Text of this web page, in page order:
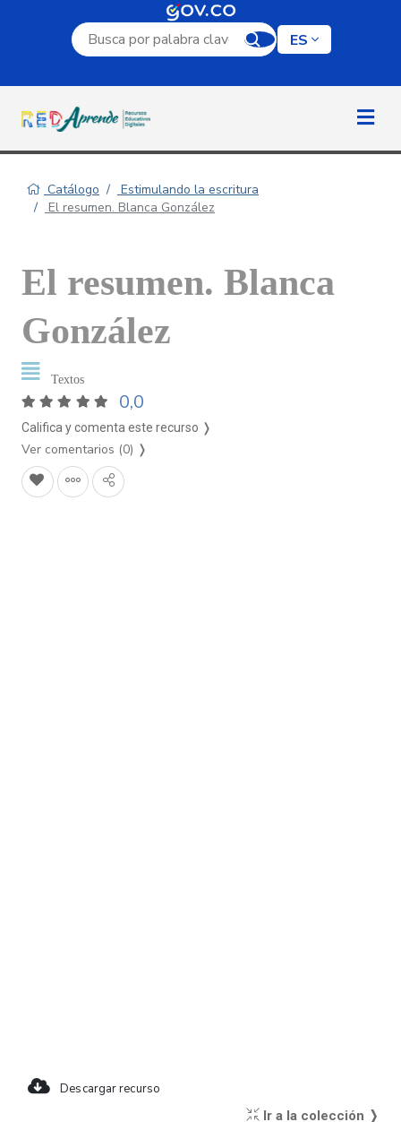
Campo de búsqueda por palabra clave
ES
Catálogo
Estimulando la escritura
El resumen. Blanca González
El resumen. Blanca
González
Textos
0,0
Califica y comenta este recurso ❭
Ver comentarios (0) ❭
Descargar recurso
Ir a la colección ❭